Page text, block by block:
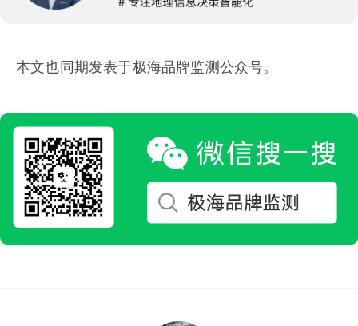
本文也同期发表于极海品牌监测公众号。‌